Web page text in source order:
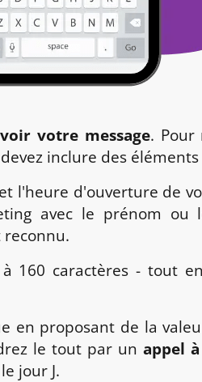
votre message. Pour
inclure des
l'heure d'ouverture de
avec le prénom
160 caractères - tout
en proposant de la
le tout par unappel
jour J.